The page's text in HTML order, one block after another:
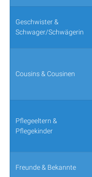
Geschwister &
Schwager/Schwägerin
Cousins & Cousinen
Pflegeeltern &
Pflegekinder
Freunde & Bekannte